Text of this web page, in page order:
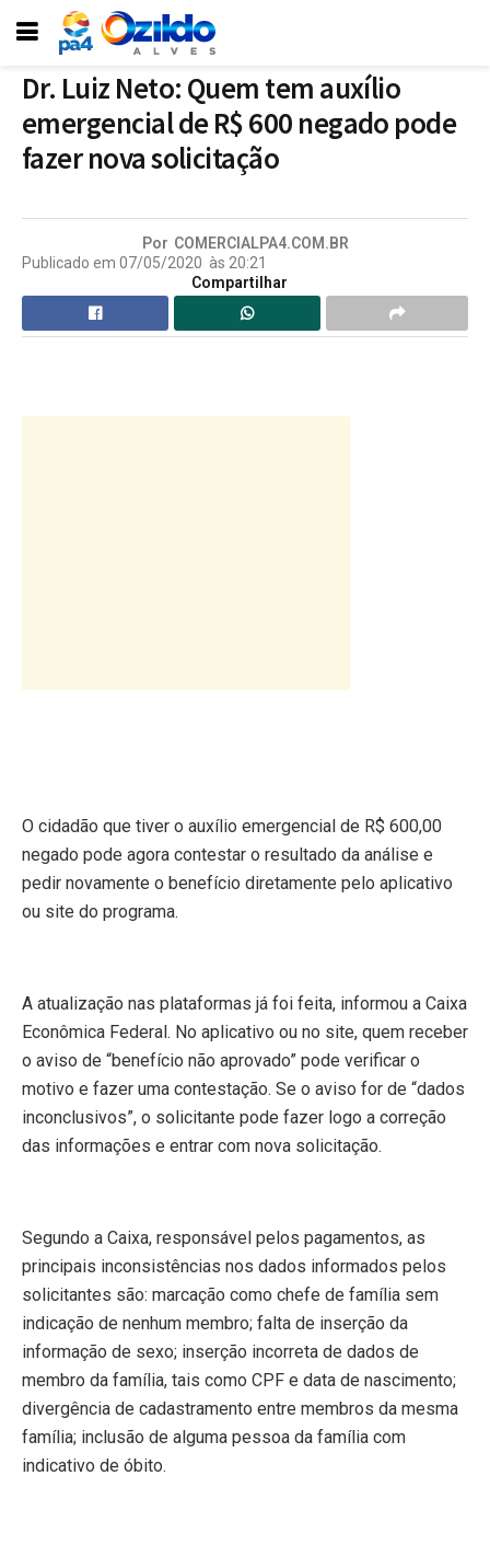
Dr. Luiz Neto: Quem tem auxílio
emergencial de R$ 600 negado pode
fazer nova solicitação
Por COMERCIALPA4.COM.BR
Publicado em 07/05/2020 às 20:21
Compartilhar
O cidadão que tiver o auxílio emergencial de R$ 600,00
negado pode agora contestar o resultado da análise e
pedir novamente o benefício diretamente pelo aplicativo
ou site do programa.
A atualização nas plataformas já foi feita, informou a Caixa
Econômica Federal. No aplicativo ou no site, quem receber
o aviso de “benefício não aprovado” pode verificar o
motivo e fazer uma contestação. Se o aviso for de “dados
inconclusivos”, o solicitante pode fazer logo a correção
das informações e entrar com nova solicitação.
Segundo a Caixa, responsável pelos pagamentos, as
principais inconsistências nos dados informados pelos
solicitantes são: marcação como chefe de família sem
indicação de nenhum membro; falta de inserção da
informação de sexo; inserção incorreta de dados de
membro da família, tais como CPF e data de nascimento;
divergência de cadastramento entre membros da mesma
família; inclusão de alguma pessoa da família com
indicativo de óbito.